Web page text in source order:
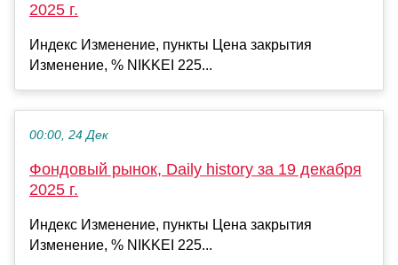
2025 г.
Индекс Изменение, пункты Цена закрытия
Изменение, % NIKKEI 225...
00:00, 24 Дек
Фондовый рынок, Daily history за 19 декабря
2025 г.
Индекс Изменение, пункты Цена закрытия
Изменение, % NIKKEI 225...